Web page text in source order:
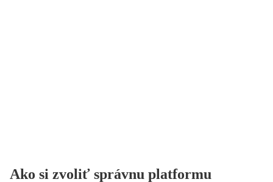
Ako si zvoliť správnu platformu